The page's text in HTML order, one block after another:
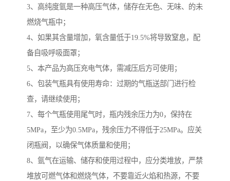
3、高纯度氩是一种高压气体，储存在无色、无味、的未
燃烧气瓶中；
4、如果其含量增加，氧含量低于19.5%将导致窒息，配
备自吸呼吸面罩；
5、本产品为高压充电气体，需减压后方可使用；
6、包装气瓶具有使用寿命：过期的气瓶送部门进行检
查，请继续使用；
7、每个气瓶使用尾气时，瓶内残余压力为0，保持在
5MPa，至少为0.5MPa，残余压力不得低于25MPa。应关
闭瓶阀，以确保气体质量和使用；
8、氩气在运输、储存和使用过程中，应分类堆放，严禁
堆放可燃气体和燃烧气体，不要靠近火焰和热源，不要